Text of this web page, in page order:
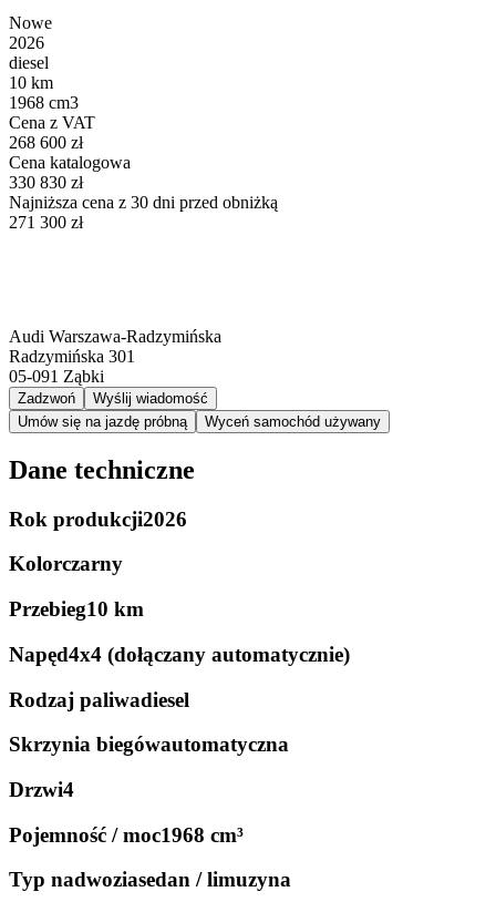
Nowe
2026
diesel
10 km
1968 cm3
Cena z VAT
268 600 zł
Cena katalogowa
330 830 zł
Najniższa cena z 30 dni przed obniżką
271 300 zł
Audi Warszawa-Radzymińska
Radzymińska 301
05-091 Ząbki
Zadzwoń
Wyślij wiadomość
Umów się na jazdę próbną
Wyceń samochód używany
Dane techniczne
Rok produkcji2026
Kolorczarny
Przebieg10 km
Napęd4x4 (dołączany automatycznie)
Rodzaj paliwadiesel
Skrzynia biegówautomatyczna
Drzwi4
Pojemność / moc1968 cm³
Typ nadwoziasedan / limuzyna